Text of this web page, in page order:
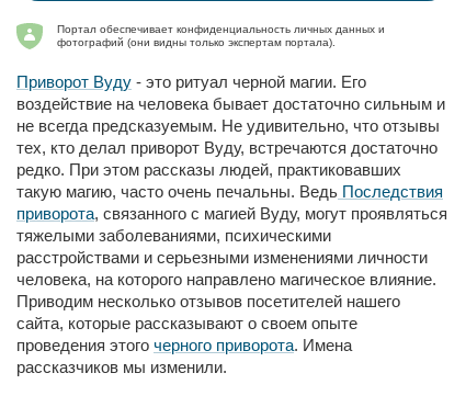
Портал обеспечивает конфиденциальность личных данных и
фотографий (они видны только экспертам портала).
Приворот Вуду - это ритуал черной магии. Его
воздействие на человека бывает достаточно сильным и
не всегда предсказуемым. Не удивительно, что отзывы
тех, кто делал приворот Вуду, встречаются достаточно
редко. При этом рассказы людей, практиковавших
такую магию, часто очень печальны. Ведь Последствия
приворота, связанного с магией Вуду, могут проявляться
тяжелыми заболеваниями, психическими
расстройствами и серьезными изменениями личности
человека, на которого направлено магическое влияние.
Приводим несколько отзывов посетителей нашего
сайта, которые рассказывают о своем опыте
проведения этого черного приворота. Имена
рассказчиков мы изменили.